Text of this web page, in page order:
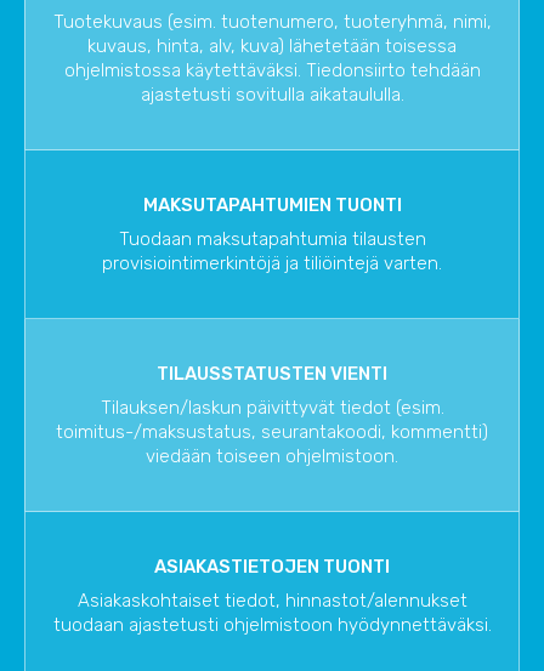
Tuotekuvaus (esim. tuotenumero, tuoteryhmä, nimi,
kuvaus, hinta, alv, kuva) lähetetään toisessa
ohjelmistossa käytettäväksi. Tiedonsiirto tehdään
ajastetusti sovitulla aikataululla.
MAKSUTAPAHTUMIEN TUONTI
Tuodaan maksutapahtumia tilausten
provisiointimerkintöjä ja tiliöintejä varten.
TILAUSSTATUSTEN VIENTI
Tilauksen/laskun päivittyvät tiedot (esim.
toimitus-/maksustatus, seurantakoodi, kommentti)
viedään toiseen ohjelmistoon.
ASIAKASTIETOJEN TUONTI
Asiakaskohtaiset tiedot, hinnastot/alennukset
tuodaan ajastetusti ohjelmistoon hyödynnettäväksi.